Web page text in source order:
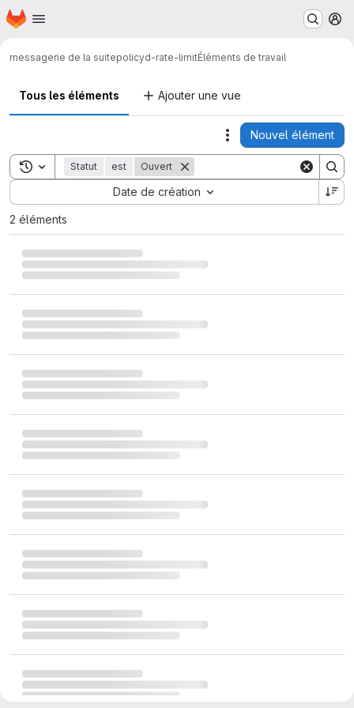
Passer au contenu principal
Page d'accueil
messagerie de la suitepolicyd-rate-limitÉléments de travail
Tous les éléments Ajouter une vue
Actions
Nouvel élément
Toggle search history
Statut est Ouvert
Date de création
Sort by:
2 éléments